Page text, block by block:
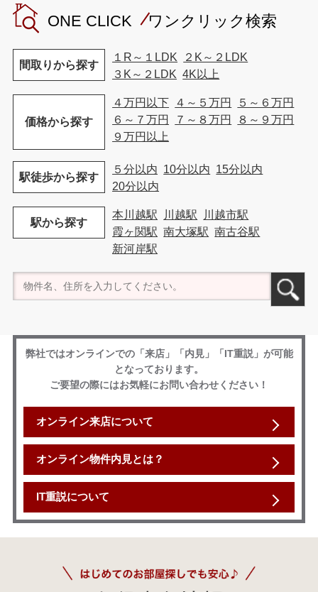
ONE CLICK ワンクリック検索
間取りから探す
１R～１LDK
２K～２LDK
３K～２LDK 4K以上
価格から探す
４万円以下 ４～５万円
５～６万円
６～７万円
７～８万円
８～９万円
９万円以上
駅徒歩から探す
５分以内 10分以内 15分以内
20分以内
駅から探す
本川越駅 川越駅
川越市駅
霞ヶ関駅 南大塚駅 南古谷駅
新河岸駅
弊社ではオンラインでの「来店」「内見」「IT重説」が可能
となっております。
ご要望の際にはお気軽にお問い合わせください！
オンライン来店について
オンライン物件内見とは？
IT重説について